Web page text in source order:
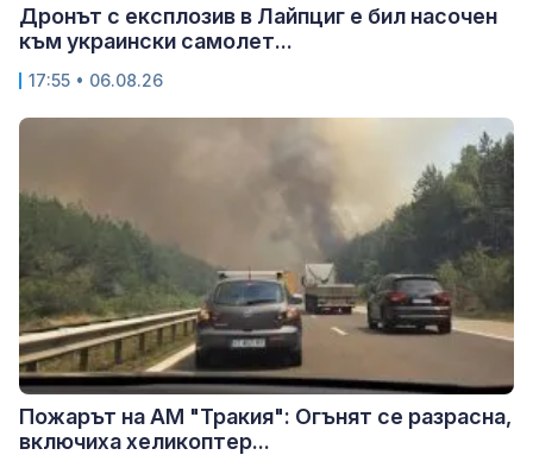
Дронът с експлозив в Лайпциг е бил насочен
към украински самолет...
17:55 • 06.08.26
Пожарът на АМ "Тракия": Огънят се разрасна,
включиха хеликоптер...